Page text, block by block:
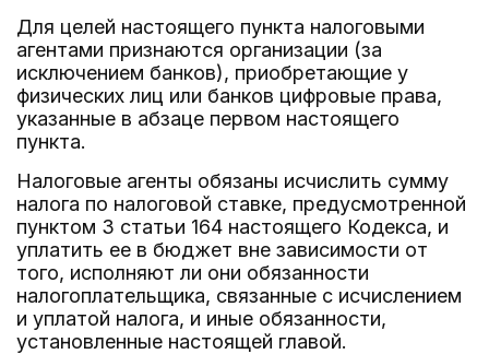
Для целей настоящего пункта налоговыми
агентами признаются организации (за
исключением банков), приобретающие у
физических лиц или банков цифровые права,
указанные в абзаце первом настоящего
пункта.
Налоговые агенты обязаны исчислить сумму
налога по налоговой ставке, предусмотренной
пунктом 3 статьи 164 настоящего Кодекса, и
уплатить ее в бюджет вне зависимости от
того, исполняют ли они обязанности
налогоплательщика, связанные с исчислением
и уплатой налога, и иные обязанности,
установленные настоящей главой.